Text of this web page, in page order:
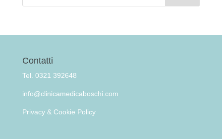
Contatti
Tel. 0321 392648
info@clinicamedicaboschi.com
Privacy & Cookie Policy